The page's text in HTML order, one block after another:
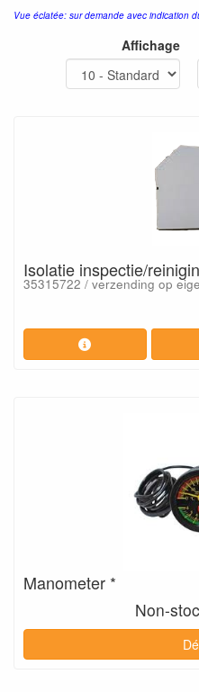
Vue éclatée: sur demande avec indication
Affichage
Isolatie inspectie/
35315722 / verzending op
Manometer *
Non-